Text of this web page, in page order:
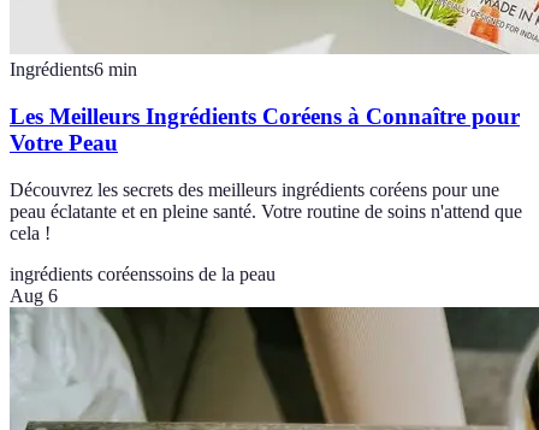
Ingrédients6 min
Les Meilleurs Ingrédients Coréens à Connaître pour
Votre Peau
Découvrez les secrets des meilleurs ingrédients coréens pour une
peau éclatante et en pleine santé. Votre routine de soins n'attend que
cela !
ingrédients coréenssoins de la peau
Aug 6